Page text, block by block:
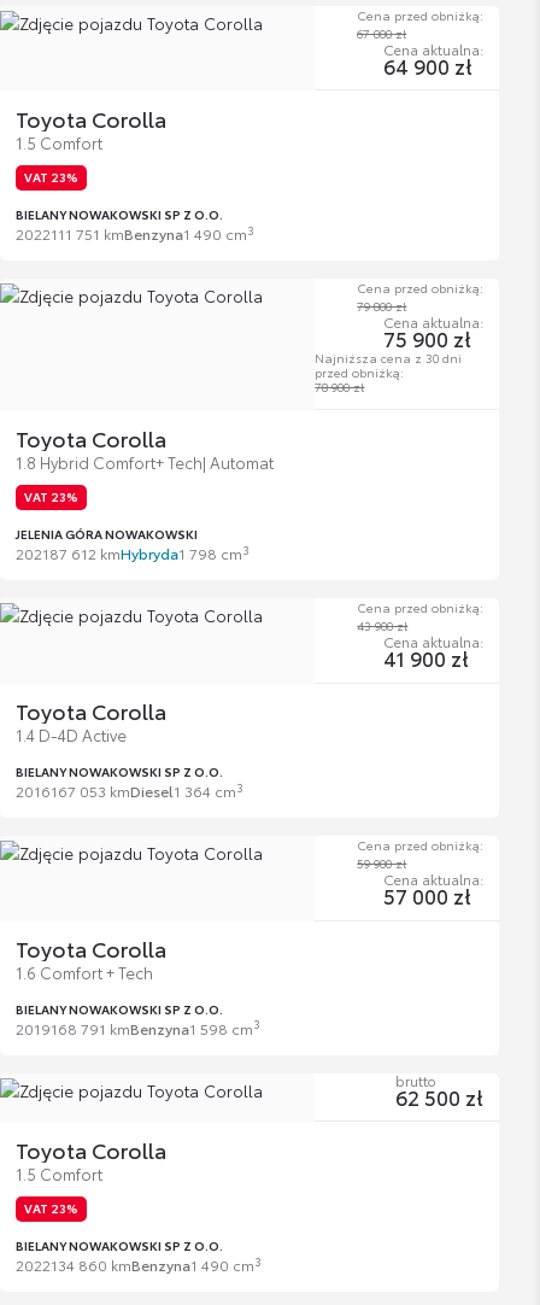
Toyota Corolla
1.5 Comfort
VAT 23%
BIELANY NOWAKOWSKI SP Z O.O.
2022111 751 kmBenzyna1 490 cm3
Cena przed obniżką:
67 000 zł
Cena aktualna:
64 900 zł
Toyota Corolla
1.8 Hybrid Comfort+ Tech| Automat
VAT 23%
JELENIA GÓRA NOWAKOWSKI
202187 612 kmHybryda1 798 cm3
Cena przed obniżką:
79 800 zł
Cena aktualna:
75 900 zł
Najniższa cena z 30 dni
przed obniżką:
78 900 zł
Toyota Corolla
1.4 D-4D Active
BIELANY NOWAKOWSKI SP Z O.O.
2016167 053 kmDiesel1 364 cm3
Cena przed obniżką:
43 900 zł
Cena aktualna:
41 900 zł
Toyota Corolla
1.6 Comfort + Tech
BIELANY NOWAKOWSKI SP Z O.O.
2019168 791 kmBenzyna1 598 cm3
Cena przed obniżką:
59 900 zł
Cena aktualna:
57 000 zł
Toyota Corolla
1.5 Comfort
VAT 23%
BIELANY NOWAKOWSKI SP Z O.O.
2022134 860 kmBenzyna1 490 cm3
brutto
62 500 zł